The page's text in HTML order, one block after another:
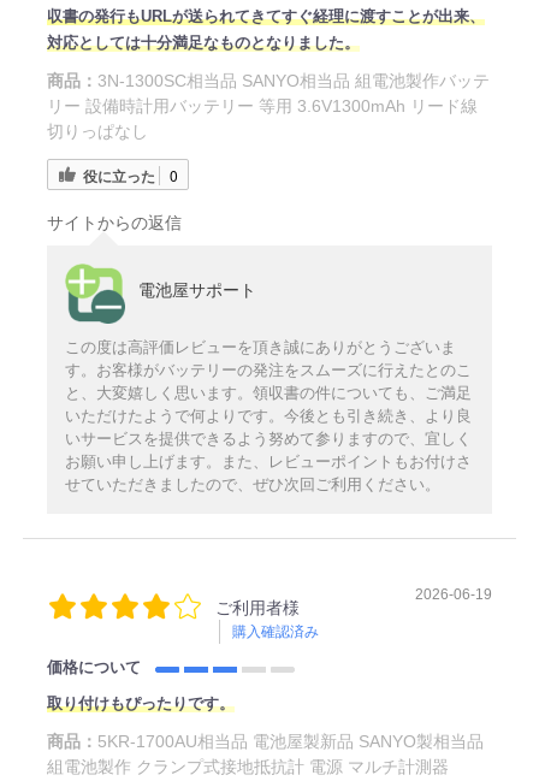
収書の発行もURLが送られてきてすぐ経理に渡すことが出来、
対応としては十分満足なものとなりました。
商品： 3N-1300SC相当品 SANYO相当品 組電池製作バッテ
リー 設備時計用バッテリー 等用 3.6V1300mAh リード線
切りっぱなし
役に立った 0
サイトからの返信
電池屋サポート
この度は高評価レビューを頂き誠にありがとうございま
す。お客様がバッテリーの発注をスムーズに行えたとのこ
と、大変嬉しく思います。領収書の件についても、ご満足
いただけたようで何よりです。今後とも引き続き、より良
いサービスを提供できるよう努めて参りますので、宜しく
お願い申し上げます。また、レビューポイントもお付けさ
せていただきましたので、ぜひ次回ご利用ください。
ご利用者様
購入確認済み
2026-06-19
価格について
取り付けもぴったりです。
商品： 5KR-1700AU相当品 電池屋製新品 SANYO製相当品
組電池製作 クランプ式接地抵抗計 電源 マルチ計測器